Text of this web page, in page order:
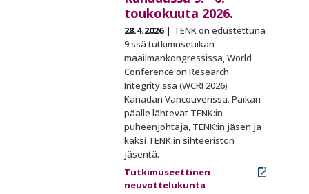
toukokuuta 2026.
28.4.2026
TENK on edustettuna
9:ssä tutkimusetiikan
maailmankongressissa, World
Conference on Research
Integrity:ssä (WCRI 2026)
Kanadan Vancouverissa. Paikan
päälle lähtevät TENK:in
puheenjohtaja, TENK:in jäsen ja
kaksi TENK:in sihteeristön
jäsentä.
Tutkimuseettinen
neuvottelukunta